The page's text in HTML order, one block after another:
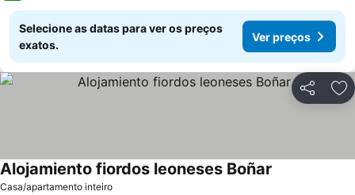
Selecione as datas para ver os preços
exatos.
Ver preços
Partilhar
Casa/apartamento inteiro
Alojamiento fiordos leoneses Boñar